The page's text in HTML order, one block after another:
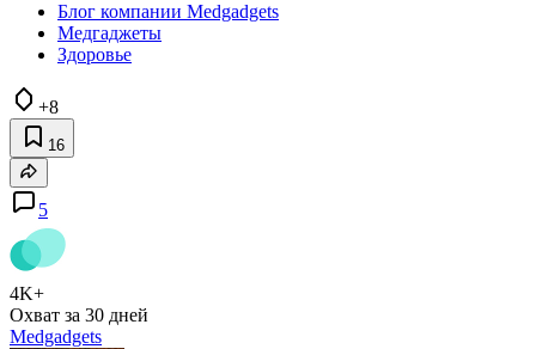
Блог компании Medgadgets
Медгаджеты
Здоровье
+8
16
5
4K+
Охват за 30 дней
Medgadgets